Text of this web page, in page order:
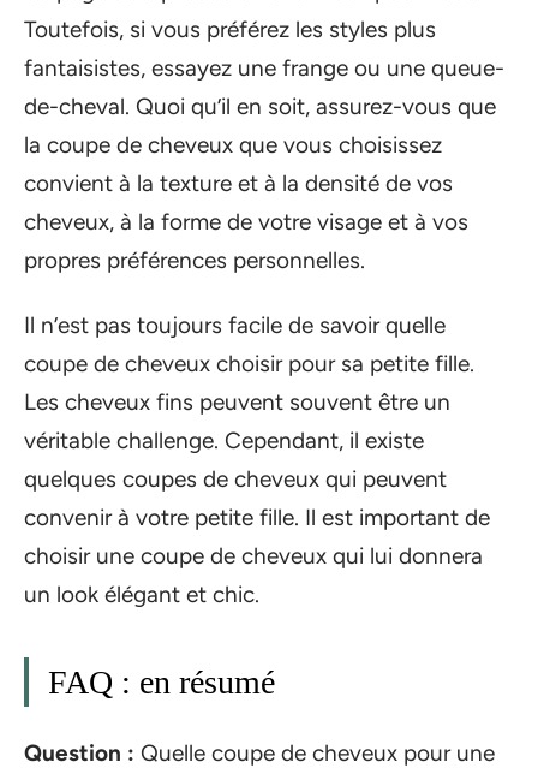
Toutefois, si vous préférez les styles plus
fantaisistes, essayez une frange ou une queue-
de-cheval. Quoi qu’il en soit, assurez-vous que
la coupe de cheveux que vous choisissez
convient à la texture et à la densité de vos
cheveux, à la forme de votre visage et à vos
propres préférences personnelles.
Il n’est pas toujours facile de savoir quelle
coupe de cheveux choisir pour sa petite fille.
Les cheveux fins peuvent souvent être un
véritable challenge. Cependant, il existe
quelques coupes de cheveux qui peuvent
convenir à votre petite fille. Il est important de
choisir une coupe de cheveux qui lui donnera
un look élégant et chic.
FAQ : en résumé
Question : Quelle coupe de cheveux pour une